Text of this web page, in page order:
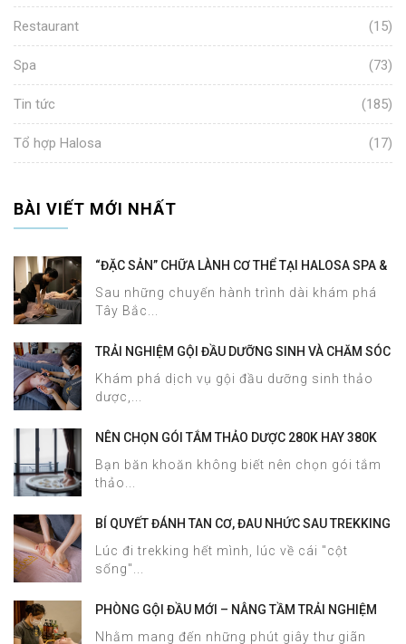
Restaurant (15)
Spa (73)
Tin tức (185)
Tổ hợp Halosa (17)
BÀI VIẾT MỚI NHẤT
“ĐẶC SẢN” CHỮA LÀNH CƠ THỂ TẠI HALOSA SPA &
Sau những chuyến hành trình dài khám phá
Tây Bắc...
TRẢI NGHIỆM GỘI ĐẦU DƯỠNG SINH VÀ CHĂM SÓC
Khám phá dịch vụ gội đầu dưỡng sinh thảo
dược,...
NÊN CHỌN GÓI TẮM THẢO DƯỢC 280K HAY 380K
Bạn băn khoăn không biết nên chọn gói tắm
thảo...
BÍ QUYẾT ĐÁNH TAN CƠ, ĐAU NHỨC SAU TREKKING
MASSAGE
Lúc đi trekking hết mình, lúc về cái "cột
sống"...
PHÒNG GỘI ĐẦU MỚI – NÂNG TẦM TRẢI NGHIỆM
DƯỠNG SINH TẠI HALOSA SPA & MASSAGE
Nhằm mang đến những phút giây thư giãn